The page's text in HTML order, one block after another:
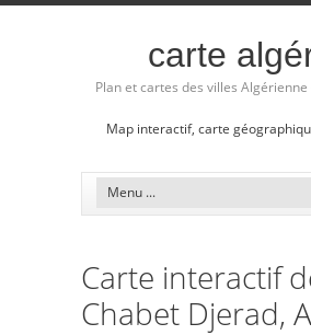
carte
Map interactif, carte
Carte interactif
Chabet Djerad,